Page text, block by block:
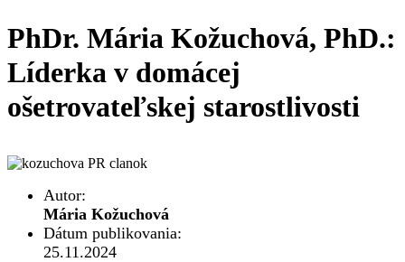
PhDr. Mária Kožuchová, PhD.:
Líderka v domácej
ošetrovateľskej starostlivosti
Autor:
Mária Kožuchová
Dátum publikovania:
25.11.2024